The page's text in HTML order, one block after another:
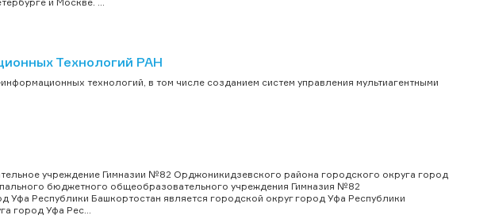
Технологий РАН
технологий, в том числе созданием систем управления мультиагентными
учреждение Гимназии №82 Орджоникидзевского района городского округа город
бюджетного общеобразовательного учреждения Гимназия №82
Республики Башкортостан является городской округ город Уфа Республики
город Уфа Рес...